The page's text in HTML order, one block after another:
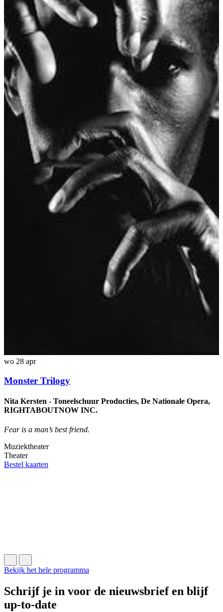
wo 28 apr
Monster Trilogy
Nita Kersten - Toneelschuur Producties, De Nationale Opera,
RIGHTABOUTNOW INC.
Fear is a man’s best friend.
Muziektheater
Theater
Bestel kaarten
Bekijk het hele programma
Schrijf je in voor de nieuwsbrief en blijf
up-to-date